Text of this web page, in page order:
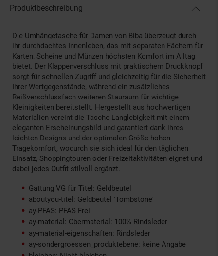
Produktbeschreibung
Die Umhängetasche für Damen von Biba überzeugt durch
ihr durchdachtes Innenleben, das mit separaten Fächern für
Karten, Scheine und Münzen höchsten Komfort im Alltag
bietet. Der Klappenverschluss mit praktischem Druckknopf
sorgt für schnellen Zugriff und gleichzeitig für die Sicherheit
Ihrer Wertgegenstände, während ein zusätzliches
Reißverschlussfach weiteren Stauraum für wichtige
Kleinigkeiten bereitstellt. Hergestellt aus hochwertigen
Materialien vereint die Tasche Langlebigkeit mit einem
eleganten Erscheinungsbild und garantiert dank ihres
leichten Designs und der optimalen Größe hohen
Tragekomfort, wodurch sie sich ideal für den täglichen
Einsatz, Shoppingtouren oder Freizeitaktivitäten eignet und
dabei jedes Outfit stilvoll ergänzt.
Gattung VG für Titel: Geldbeutel
aboutyou-titel: Geldbeutel 'Tombstone'
ay-PFAS: PFAS Frei
ay-material: Obermaterial: 100% Rindsleder
ay-material-eigenschaften: Rindsleder
ay-sondergroessen_produktebene: keine Angabe